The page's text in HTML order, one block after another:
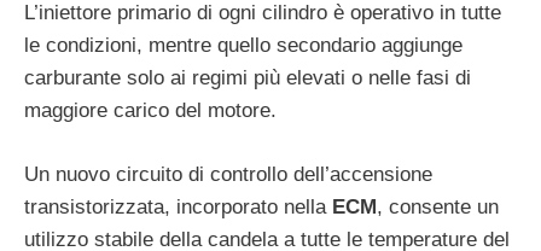
L’iniettore primario di ogni cilindro è operativo in tutte
le condizioni, mentre quello secondario aggiunge
carburante solo ai regimi più elevati o nelle fasi di
maggiore carico del motore.
Un nuovo circuito di controllo dell’accensione
transistorizzata, incorporato nella ECM, consente un
utilizzo stabile della candela a tutte le temperature del